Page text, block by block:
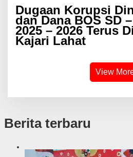
Dugaan Korupsi
dan Dana BOS SD
2025 – 2026 Terus
Kajari Lahat
View
Berita terbaru